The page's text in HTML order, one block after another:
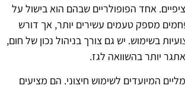
אחד הפופולריים שבהם הוא בישול על
מספק טעמים עשירים יותר, אך דורש
בשימוש. יש גם צורך בניהול נכון של חום,
יותר בהשוואה לגז.
המיועדים לשימוש חיצוני. הם מציעים